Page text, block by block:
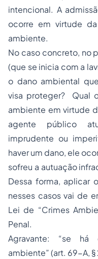
intencional. A
ocorre em virtude
ambiente.
No caso concreto, no
(que se inicia com a
o dano ambiental
visa proteger? Qual
ambiente em virtude
agente público
imprudente ou
haver um dano, ele
sofreu a autuação
Dessa forma, aplicar
nesses casos vai de
Lei de “Crimes
Penal.
Agravante: “se
ambiente” (art. 69-A,